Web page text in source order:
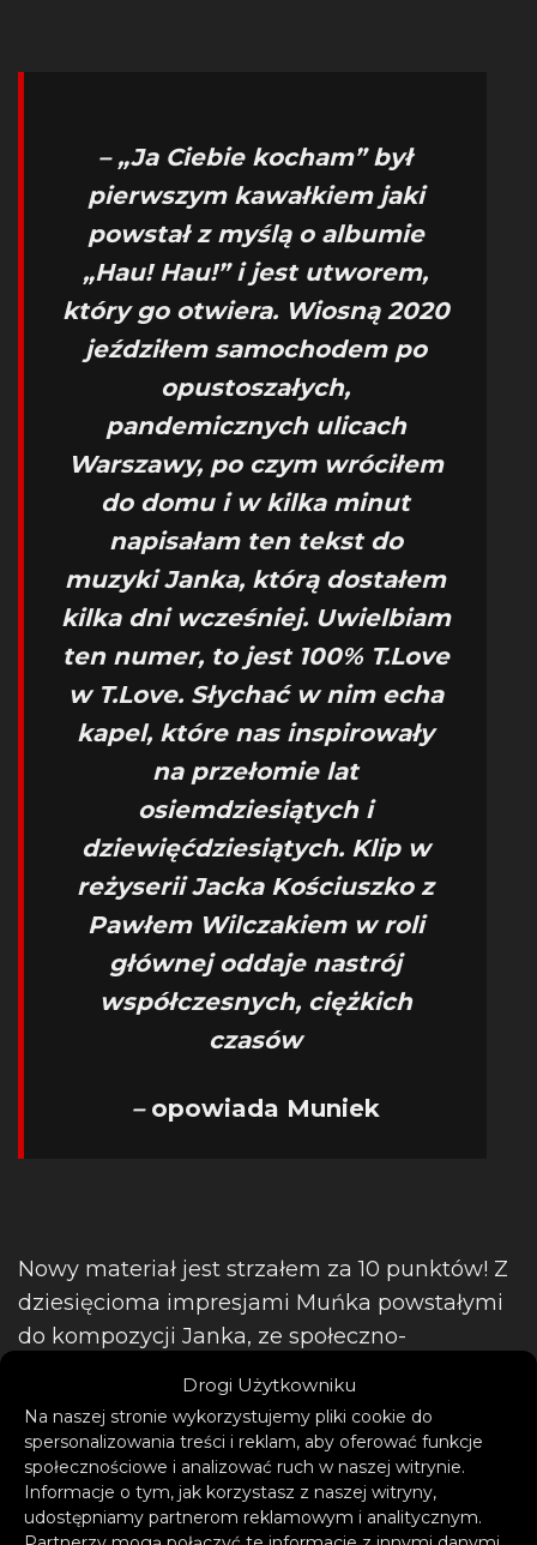
Drogi Użytkowniku
Na naszej stronie wykorzystujemy pliki cookie do
spersonalizowania treści i reklam, aby oferować funkcje
społecznościowe i analizować ruch w naszej witrynie.
Informacje o tym, jak korzystasz z naszej witryny,
udostępniamy partnerom reklamowym i analitycznym.
– „Ja Ciebie kocham” był
pierwszym kawałkiem jaki
powstał z myślą o albumie
„Hau! Hau!” i jest utworem,
który go otwiera. Wiosną 2020
jeździłem samochodem po
opustoszałych,
pandemicznych ulicach
Warszawy, po czym wróciłem
do domu i w kilka minut
napisałam ten tekst do
muzyki Janka, którą dostałem
kilka dni wcześniej. Uwielbiam
ten numer, to jest 100% T.Love
w T.Love. Słychać w nim echa
kapel, które nas inspirowały
na przełomie lat
osiemdziesiątych i
dziewięćdziesiątych. Klip w
reżyserii Jacka Kościuszko z
Pawłem Wilczakiem w roli
głównej oddaje nastrój
współczesnych, ciężkich
czasów
–opowiada Muniek
Nowy materiał jest strzałem za 10 punktów! Z
dziesięcioma impresjami Muńka powstałymi
do kompozycji Janka, ze społeczno-
wszystkim z pro-ludzkim przesłaniem.
Muniek & T.LOVE się nie zmieniają, jedynie
poddają muzycznemu, nieco
nowocześniejszemu podrasowaniu, co
wychodzi im tylko podwójnie na dobre –